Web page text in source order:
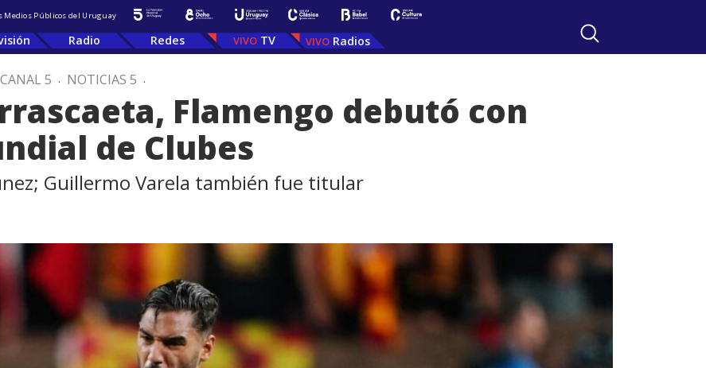
Medios Públicos del Uruguay
Radio Redes TV Radios
CANAL 5 . NOTICIAS 5 .
Flamengo debutó con
de Clubes
Guillermo Varela también fue titular